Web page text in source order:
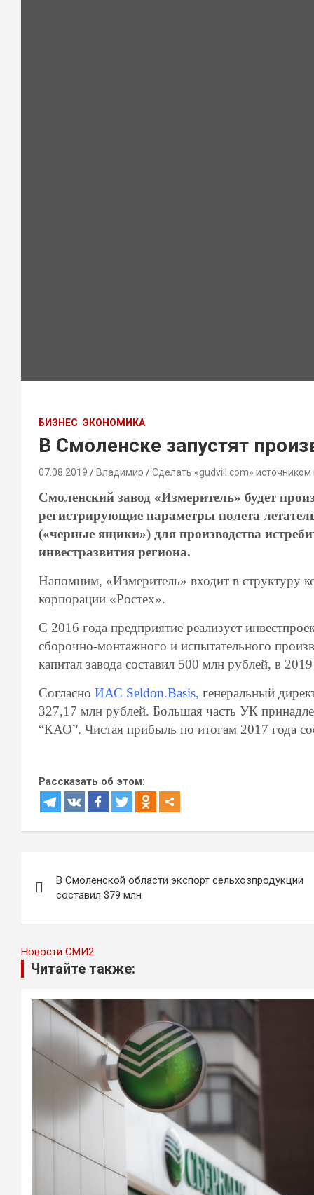
БИЗНЕС ЭКОНОМИКА
В Смоленске запустят
07.08.2019 Владимир Сделать «gudvill.com» источником
Смоленский завод «Измеритель» будет
регистрирующие параметры полета
(«черные ящики») для производства
инвестразвития региона.
Напомним, «Измеритель» входит в структуру
корпорации «Ростех».
С 2016 года предприятие реализует
сборочно-монтажного и испытательного
капитал завода составил 500 млн рублей, в
Согласно ИАС Seldon.Basis, генеральный
327,17 млн рублей. Большая часть УК
“КАО”. Чистая прибыль по итогам 2017 года
Рассказать об этом:
по
записям
В Смоленской области экспорт сельхозпродукции
составил $79 млн
Новости СМИ2
Читайте также: